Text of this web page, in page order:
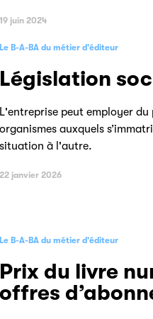
19 juin 2024
Le B-A-BA du métier d'éditeur
Législation
L'entreprise peut employer du
organismes auxquels
situation à l'autre.
22 janvier 2026
Le B-A-BA du métier d'éditeur
Prix du livre
offres